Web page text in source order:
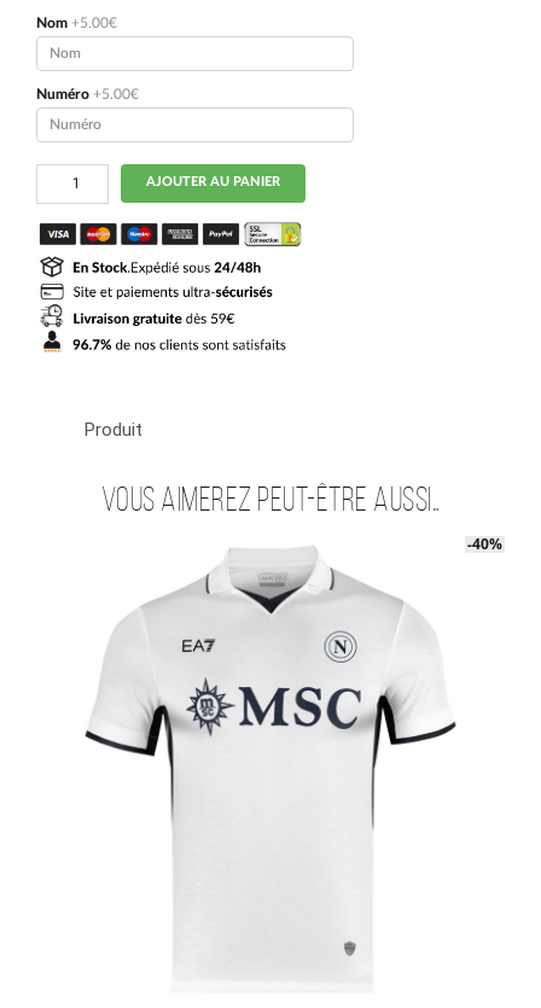
Nom +5.00€
Numéro +5.00€
quantité
Maillot
Naples
Exterieur
2024
2025
Ngonge
AJOUTER AU PANIER
Produit
Vous aimerez peut-être aussi…
-40%
-40%